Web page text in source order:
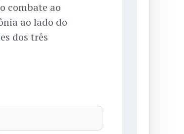
combate ao
ao lado do
dos três